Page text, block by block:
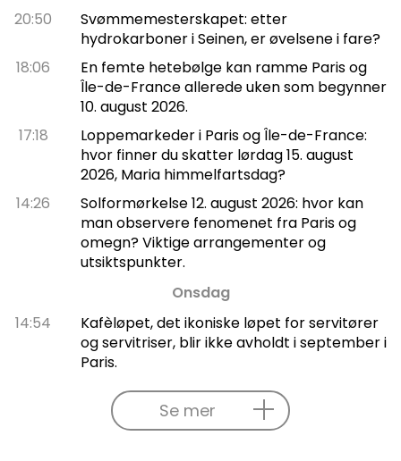
20:50
Svømmemesterskapet: etter
hydrokarboner i Seinen, er øvelsene i fare?
18:06
En femte hetebølge kan ramme Paris og
Île-de-France allerede uken som begynner
10. august 2026.
17:18
Loppemarkeder i Paris og Île-de-France:
hvor finner du skatter lørdag 15. august
2026, Maria himmelfartsdag?
14:26
Solformørkelse 12. august 2026: hvor kan
man observere fenomenet fra Paris og
omegn? Viktige arrangementer og
utsiktspunkter.
Onsdag
14:54
Kafèløpet, det ikoniske løpet for servitører
og servitriser, blir ikke avholdt i september i
Paris.
Se mer